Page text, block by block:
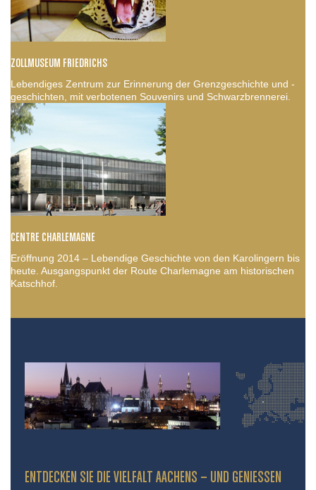
ZOLLMUSEUM FRIEDRICHS
Lebendiges Zentrum zur Erinnerung der Grenzgeschichte und -
geschichten, mit verbotenen Souvenirs und Schwarzbrennerei.
CENTRE CHARLEMAGNE
Eröffnung 2014 – Lebendige Geschichte von den Karolingern bis
heute. Ausgangspunkt der Route Charlemagne am historischen
Katschhof.
ENTDECKEN SIE DIE VIELFALT AACHENS – UND GENIESSEN S